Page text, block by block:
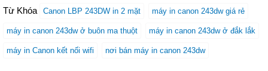
Từ Khóa Canon LBP 243DW in 2 mặt máy in canon 243dw giá rẻ
máy in canon 243dw ở buôn ma thuột máy in canon 243dw ở đắk lắk
máy in Canon kết nối wifi nơi bán máy in canon 243dw